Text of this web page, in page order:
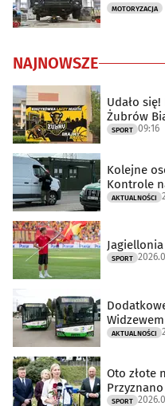
MOTORYZACJA
NAJNOWSZE
Udało
Żubrów
SPORT 09:16
Kolejne
Kontrole
AKTUALNOŚCI
SPORT
AKTUALNOŚCI
Oto złote
SPORT